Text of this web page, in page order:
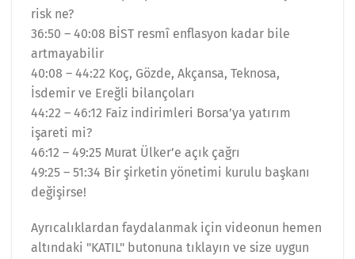
risk ne?
36:50 – 40:08 BİST resmî enflasyon kadar bile
artmayabilir
40:08 – 44:22 Koç, Gözde, Akçansa, Teknosa,
İsdemir ve Ereğli bilançoları
44:22 – 46:12 Faiz indirimleri Borsa’ya yatırım
işareti mi?
46:12 – 49:25 Murat Ülker’e açık çağrı
49:25 – 51:34 Bir şirketin yönetimi kurulu başkanı
değişirse!
Ayrıcalıklardan faydalanmak için videonun hemen
altındaki "KATIL" butonuna tıklayın ve size uygun